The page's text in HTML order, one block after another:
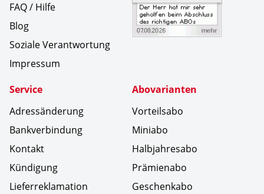
FAQ / Hilfe
Blog
Soziale Verantwortung
Impressum
Service
Adressänderung
Bankverbindung
Kontakt
Kündigung
Lieferreklamation
Abovarianten
Vorteilsabo
Miniabo
Halbjahresabo
Prämienabo
Geschenkabo